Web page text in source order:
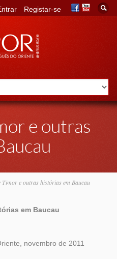
Registar-se
e outras
Timor e outras histórias em Baucau
em Baucau
novembro de 2011